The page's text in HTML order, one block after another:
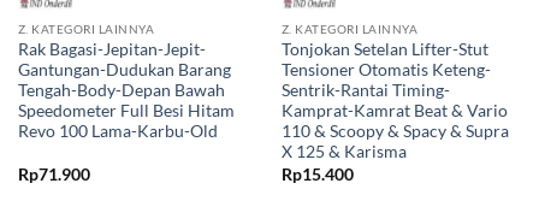
Z. KATEGORI LAINNYA
Rak Bagasi-Jepitan-Jepit-
Gantungan-Dudukan Barang
Tengah-Body-Depan Bawah
Speedometer Full Besi Hitam
Revo 100 Lama-Karbu-Old
Rp71.900
Z. KATEGORI LAINNYA
Tonjokan Setelan Lifter-Stut
Tensioner Otomatis Keteng-
Sentrik-Rantai Timing-
Kamprat-Kamrat Beat & Vario
110 & Scoopy & Spacy & Supra
X 125 & Karisma
Rp15.400